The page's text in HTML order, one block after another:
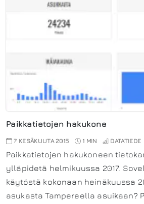
Paikkatietojen hakukone
7 KESÄKUUTA 2015 1 MIN DATATIEDE
Paikkatietojen hakukoneen
ylläpidetä helmikuussa 2017.
käytöstä kokonaan heinäkuussa
asukasta Tampereella asuikaan?